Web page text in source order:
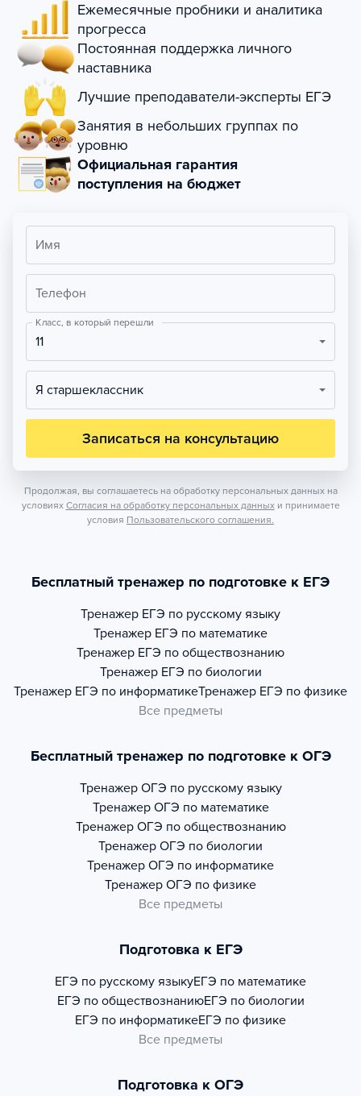
Ежемесячные пробники и аналитика
прогресса
Постоянная поддержка личного
наставника
Лучшие преподаватели-эксперты ЕГЭ
Занятия в небольших группах по
уровню
Официальная гарантия
поступления на бюджет
Имя
Телефон
Класс, в который перешли
11
Я старшеклассник
Записаться на консультацию
Продолжая, вы соглашаетесь на обработку персональных данных на
условиях Согласия на обработку персональных данных и принимаете
условия Пользовательского соглашения.
Бесплатный тренажер по подготовке к ЕГЭ
Тренажер ЕГЭ по русскому языку
Тренажер ЕГЭ по математике
Тренажер ЕГЭ по обществознанию
Тренажер ЕГЭ по биологии
Тренажер ЕГЭ по информатикеТренажер ЕГЭ по физике
Все предметы
Бесплатный тренажер по подготовке к ОГЭ
Тренажер ОГЭ по русскому языку
Тренажер ОГЭ по математике
Тренажер ОГЭ по обществознанию
Тренажер ОГЭ по биологии
Тренажер ОГЭ по информатике
Тренажер ОГЭ по физике
Все предметы
Подготовка к ЕГЭ
ЕГЭ по русскому языкуЕГЭ по математике
ЕГЭ по обществознаниюЕГЭ по биологии
ЕГЭ по информатикеЕГЭ по физике
Все предметы
Подготовка к ОГЭ